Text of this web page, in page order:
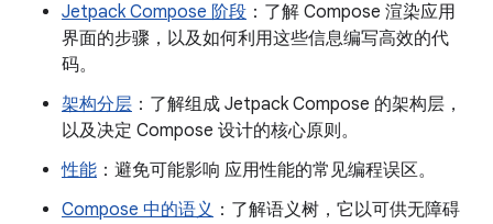
Jetpack Compose 阶段 ：了解 Compose 渲染应用
界面的步骤，以及如何利用这些信息编写高效的代
码。
架构分层 ：了解组成 Jetpack Compose 的架构层，
以及决定 Compose 设计的核心原则。
性能 ：避免可能影响 应用性能的常见编程误区。
Compose 中的语义 ：了解语义树，它以可供无障碍